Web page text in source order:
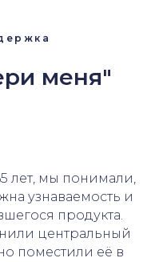
меня"
лет, мы понимали,
узнаваемость и
продукта.
центральный
поместили её в